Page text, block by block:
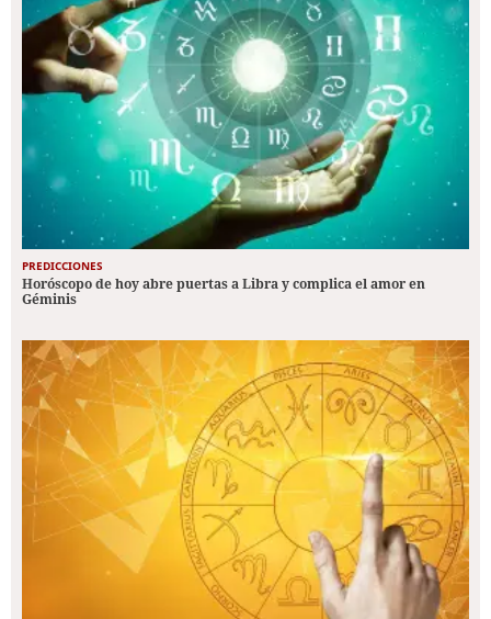
PREDICCIONES
Horóscopo de hoy abre puertas a Libra y complica el amor en
Géminis